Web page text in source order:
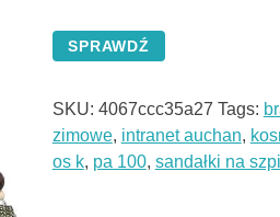
SPRAWDŹ
SKU: 4067ccc35a27 Tags:
zimowe, intranet auchan,
os k, pa 100, sandałki na